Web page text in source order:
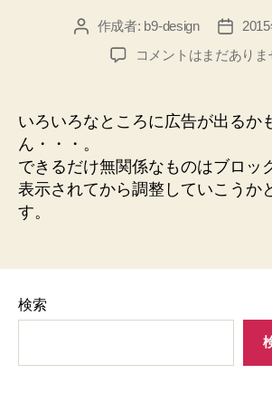
投 作成者: b9-design
投
稿
日
登
て
み
し
た。
コメントはまだありま
いろいろなところに広告が出るか
ん・・・。
できるだけ無関係なものはブロッ
表示されてから調整していこうか
す。
検索